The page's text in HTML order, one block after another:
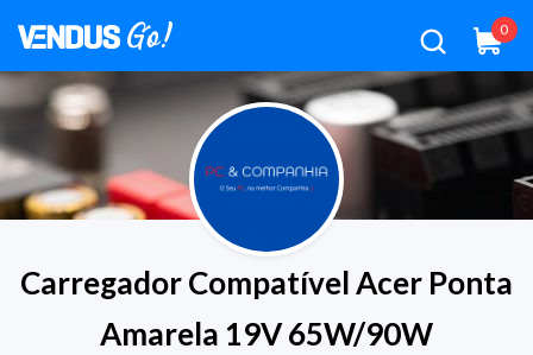
0
Carregador Compatível Acer Ponta
Amarela 19V 65W/90W